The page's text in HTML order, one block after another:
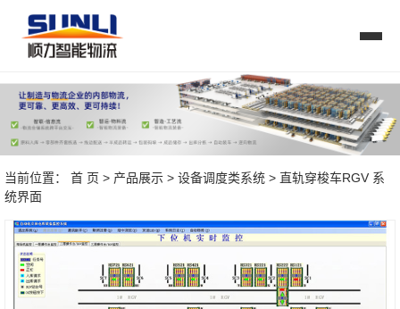
当前位置： 首 页 > 产品展示 > 设备调度类系统 > 直轨穿梭车RGV 系
统界面